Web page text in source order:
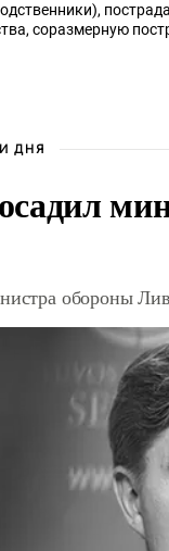
соразмерную
ДНЯ
обороны